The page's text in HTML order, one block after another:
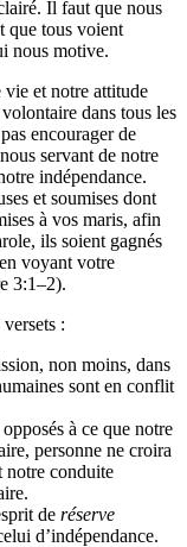
Il faut que nous
que tous voient
nous motive.
et notre attitude
dans tous les
encourager de
servant de notre
indépendance.
et soumises dont
à vos maris, afin
ils soient gagnés
voyant votre
3:1–2).
:
non moins, dans
sont en conflit
à ce que notre
personne ne croira
notre conduite
de réserve
d’indépendance.